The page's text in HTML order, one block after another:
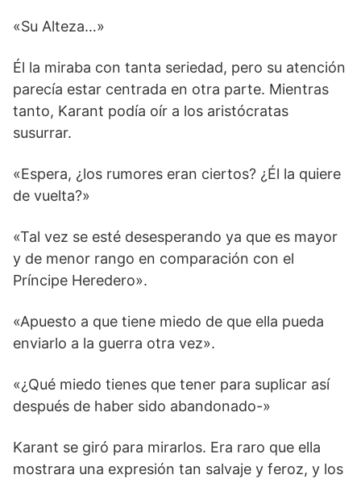
«Su Alteza…»
Él la miraba con tanta seriedad, pero su atención
parecía estar centrada en otra parte. Mientras
tanto, Karant podía oír a los aristócratas
susurrar.
«Espera, ¿los rumores eran ciertos? ¿Él la quiere
de vuelta?»
«Tal vez se esté desesperando ya que es mayor
y de menor rango en comparación con el
Príncipe Heredero».
«Apuesto a que tiene miedo de que ella pueda
enviarlo a la guerra otra vez».
«¿Qué miedo tienes que tener para suplicar así
después de haber sido abandonado-»
Karant se giró para mirarlos. Era raro que ella
mostrara una expresión tan salvaje y feroz, y los